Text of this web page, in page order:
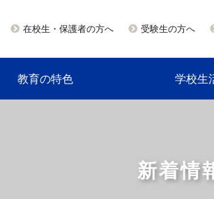
在校生・保護者の方へ 受験生の方へ
教育の特色 学校生
新着情